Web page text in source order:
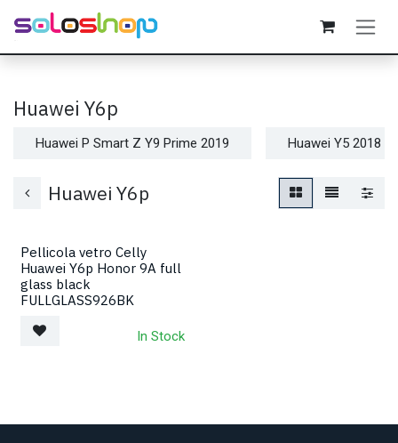
Passa al contenuto
Huawei Y6p
Huawei P Smart Z Y9 Prime 2019 Huawei Y5 2018
Huawei Y6p
Pellicola vetro Celly
Huawei Y6p Honor 9A full
glass black
FULLGLASS926BK
In Stock